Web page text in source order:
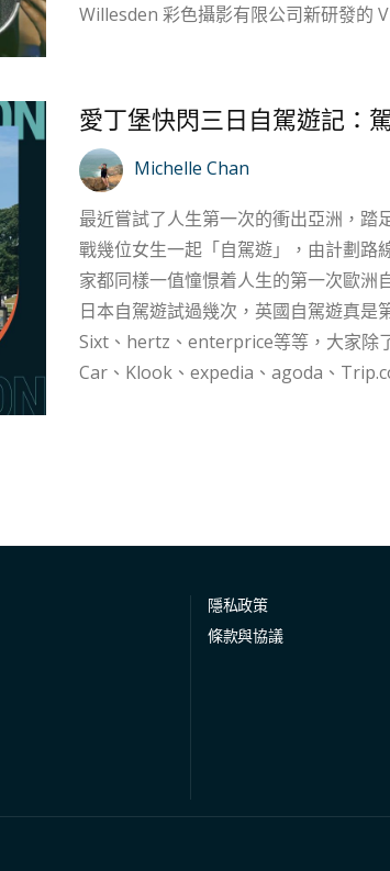
Willesden 彩色攝影有限公司新研發的
Margaret Campbell 和名模 Lady
秘的氛圍，眼神憂鬱地凝視著畫框凝外
系列當時在社會上引起了一片熱議，而且讓 Yevonde 聲名大噪。 如果我
歡，別再用淡淡的手工上色效果了。 Yevonde Middleton 在20世紀初，彩色攝影
多數同代人仍然認為彩色攝影是屬於廣
愛丁堡快閃三日自駕遊記：
Michelle Chan
最近嘗試了人生第一次的衝出亞洲，踏
戰幾位女生一起「自駕遊」，由計劃路
家都同樣一值憧憬着人生的第一次歐洲自駕遊，可能也
日本自駕遊試過幾次，英國自駕遊真是
Sixt、hertz、enterprice等等，大家除
Car、Klook、expedia、agoda、Trip.com等等。 挑選時，我們都已「取車地點」位為先決
要持有駕駛執照最少一年，而且年齡在
隱私政策
條款與協議